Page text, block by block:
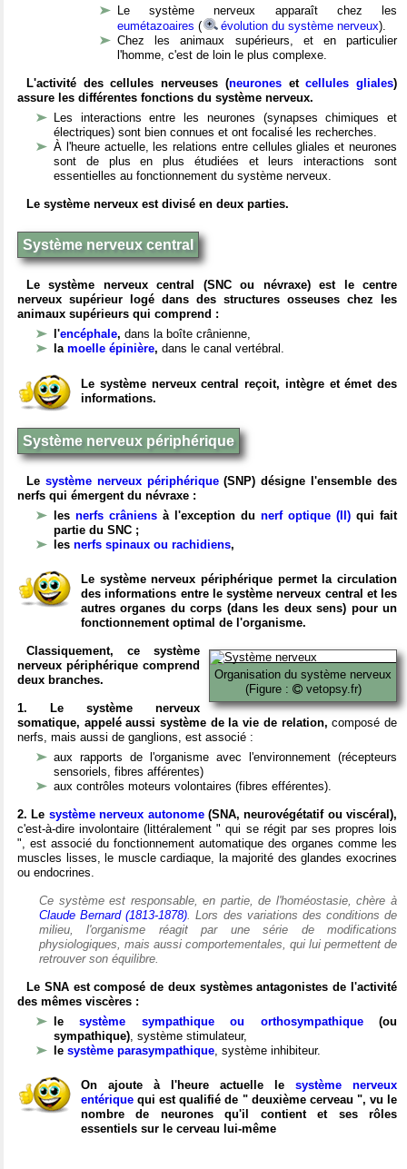
Le système nerveux apparaît chez les
eumétazoaires ( évolution du système nerveux).
Chez les animaux supérieurs, et en particulier
l'homme, c'est de loin le plus complexe.
L'activité des cellules nerveuses (neuronesetcellules gliales)
assure les différentes fonctions du système nerveux.
Les interactions entre les neurones (synapses chimiques et
électriques) sont bien connues et ont focalisé les recherches.
À l'heure actuelle, les relations entre cellules gliales et neurones
sont de plus en plus étudiées et leurs interactions sont
essentielles au fonctionnement du système nerveux.
Le système nerveux est divisé en deux parties.
Système nerveux central
Le système nerveux central (SNC ou névraxe) est le centre
nerveux supérieur logé dans des structures osseuses chez les
animaux supérieurs qui comprend :
l'encéphale, dans la boîte crânienne,
la moelle épinière, dans le canal vertébral.
Le système nerveux central reçoit, intègre et émet des
informations.
Système nerveux périphérique
Le système nerveux périphérique(SNP) désigne l'ensemble des
nerfs qui émergent du névraxe :
les nerfs crâniens à l'exception du nerf optique (II) qui fait
partie du SNC ;
les nerfs spinaux ou rachidiens,
Le système nerveux périphérique permet la circulation
des informations entre le système nerveux central et les
autres organes du corps (dans les deux sens) pour un
fonctionnement optimal de l'organisme.
Organisation du système nerveux
(Figure :
vetopsy.fr)
Classiquement, ce système
nerveux périphérique comprend
deux branches.
1. Le système nerveux
somatique, appelé aussi système de la vie de relation, composé de
nerfs, mais aussi de ganglions, est associé :
aux rapports de l'organisme avec l'environnement (récepteurs
sensoriels, fibres afférentes)
aux contrôles moteurs volontaires (fibres efférentes).
2. Le système nerveux autonome(SNA, neurovégétatif ou viscéral),
c'est-à-dire involontaire (littéralement " qui se régit par ses propres lois
", est associé du fonctionnement automatique des organes comme les
muscles lisses, le muscle cardiaque, la majorité des glandes exocrines
ou endocrines.
Ce système est responsable, en partie, de l'homéostasie, chère à
Claude Bernard (1813-1878). Lors des variations des conditions de
milieu, l'organisme réagit par une série de modifications
physiologiques, mais aussi comportementales, qui lui permettent de
retrouver son équilibre.
Le SNA est composé de deux systèmes antagonistes de l'activité
des mêmes viscères :
lesystème sympathique ou orthosympathique(ou
sympathique), système stimulateur,
le système parasympathique, système inhibiteur.
On ajoute à l'heure actuelle le système nerveux
entérique qui est qualifié de " deuxième cerveau ", vu le
nombre de neurones qu'il contient et ses rôles
essentiels sur le cerveau lui-même